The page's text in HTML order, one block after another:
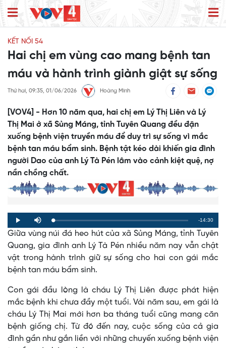
KẾT NỐI 54
Hai chị em vùng cao mang bệnh tan
máu và hành trình giành giật sự sống
Thứ hai, 09:35, 01/06/2026 Hoàng Minh
[VOV4] - Hơn 10 năm qua, hai chị em Lý Thị Liên và Lý
Thị Mai ở xã Sủng Máng, tỉnh Tuyên Quang đều đặn
xuống bệnh viện truyền máu để duy trì sự sống vì mắc
bệnh tan máu bẩm sinh. Bệnh tật kéo dài khiến gia đình
người Dao của anh Lý Tà Pén lâm vào cảnh kiệt quệ, nợ
nần chồng chất.
Play Mute Loaded:
0%
Progress:
0%
Remaining
Time
-14:30
Giữa vùng núi đá heo hút của xã Sủng Máng, tỉnh Tuyên
Quang, gia đình anh Lý Tà Pén nhiều năm nay vẫn chật
vật trong hành trình giữ sự sống cho hai con gái mắc
bệnh tan máu bẩm sinh.
Con gái đầu lòng là cháu Lý Thị Liên được phát hiện
mắc bệnh khi chưa đầy một tuổi. Vài năm sau, em gái là
cháu Lý Thị Mai mới hơn ba tháng tuổi cũng mang căn
bệnh giống chị. Từ đó đến nay, cuộc sống của cả gia
đình gần như gắn liền với những chuyến xuống bệnh viện